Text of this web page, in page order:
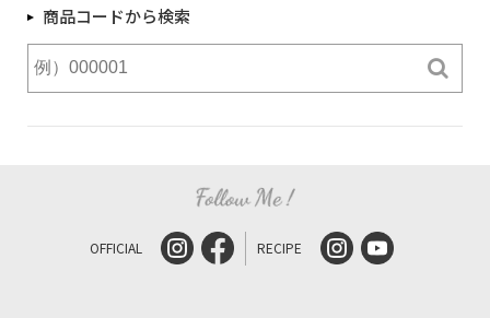
商品コードから検索
OFFICIAL RECIPE